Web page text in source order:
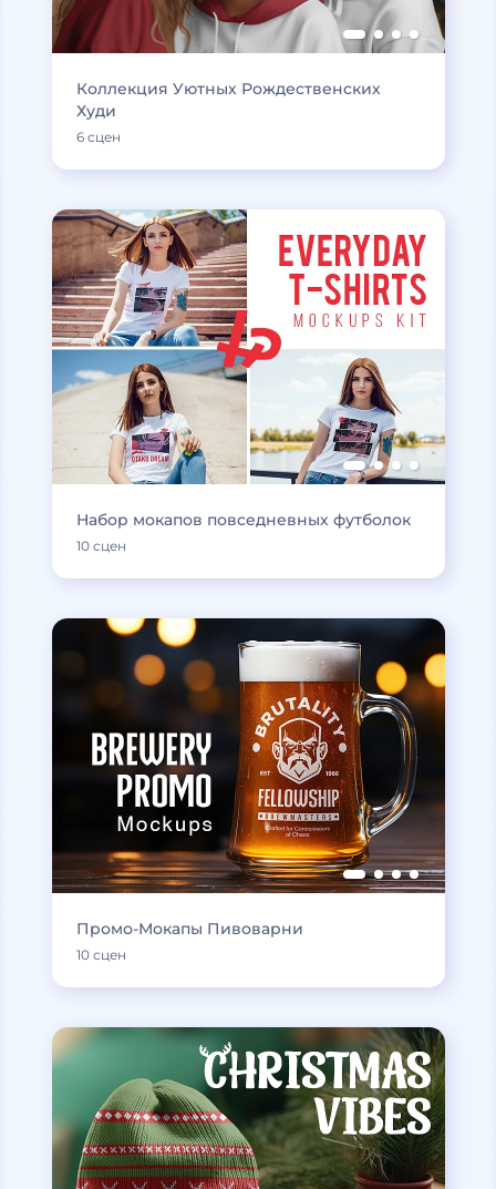
Коллекция Уютных Рождественских
Худи
6 сцен
Набор мокапов повседневных футболок
10 сцен
Промо-Мокапы Пивоварни
10 сцен